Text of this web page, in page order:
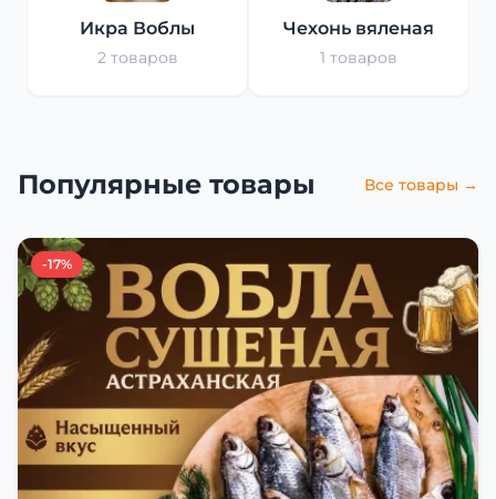
Икра Воблы
2 товаров
Чехонь вяленая
1 товаров
Популярные товары Все товары →
-17%